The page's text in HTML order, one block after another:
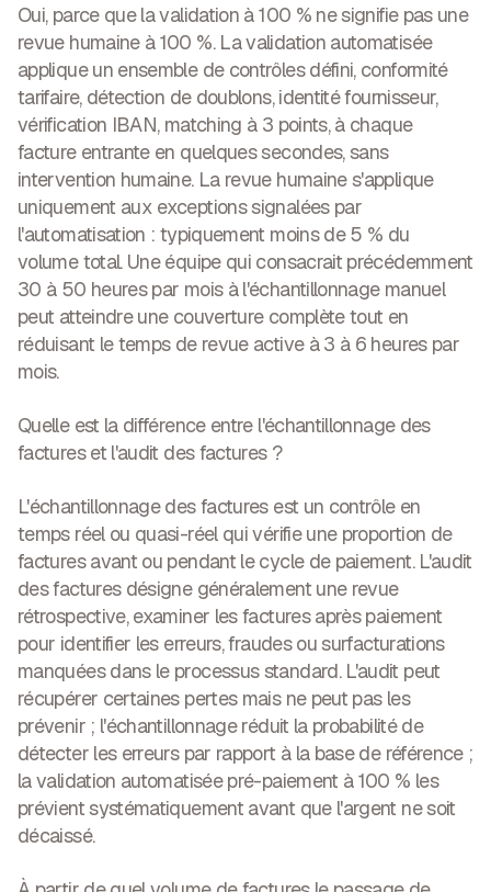
Oui, parce que la validation à 100 % ne signifie pas une
revue humaine à 100 %. La validation automatisée
applique un ensemble de contrôles défini, conformité
tarifaire, détection de doublons, identité fournisseur,
vérification IBAN, matching à 3 points, à chaque
facture entrante en quelques secondes, sans
intervention humaine. La revue humaine s'applique
uniquement aux exceptions signalées par
l'automatisation : typiquement moins de 5 % du
volume total. Une équipe qui consacrait précédemment
30 à 50 heures par mois à l'échantillonnage manuel
peut atteindre une couverture complète tout en
réduisant le temps de revue active à 3 à 6 heures par
mois.
Quelle est la différence entre l'échantillonnage des
factures et l'audit des factures ?
L'échantillonnage des factures est un contrôle en
temps réel ou quasi-réel qui vérifie une proportion de
factures avant ou pendant le cycle de paiement. L'audit
des factures désigne généralement une revue
rétrospective, examiner les factures après paiement
pour identifier les erreurs, fraudes ou surfacturations
manquées dans le processus standard. L'audit peut
récupérer certaines pertes mais ne peut pas les
prévenir ; l'échantillonnage réduit la probabilité de
détecter les erreurs par rapport à la base de référence ;
la validation automatisée pré-paiement à 100 % les
prévient systématiquement avant que l'argent ne soit
décaissé.